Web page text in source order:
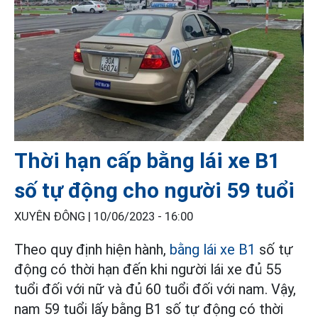
Thời hạn cấp bằng lái xe B1
số tự động cho người 59 tuổi
XUYÊN ĐÔNG | 10/06/2023 - 16:00
Theo quy định hiện hành, bằng lái xe B1 số tự
động có thời hạn đến khi người lái xe đủ 55
tuổi đối với nữ và đủ 60 tuổi đối với nam. Vậy,
nam 59 tuổi lấy bằng B1 số tự động có thời